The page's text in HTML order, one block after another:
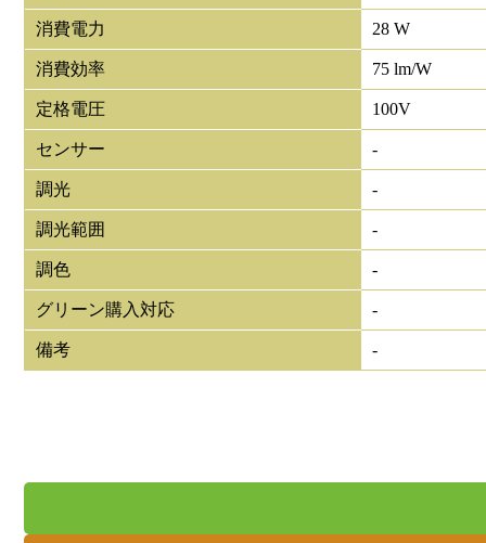
消費電力 28 W
消費効率 75 lm/W
定格電圧 100V
センサー -
調光 -
調光範囲 -
調色 -
グリーン購入対応 -
備考 -